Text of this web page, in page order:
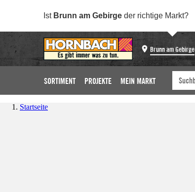
Ist Brunn am Gebirge der richtige Markt?
Brunn am Gebirge
SORTIMENT PROJEKTE MEIN MARKT
Startseite